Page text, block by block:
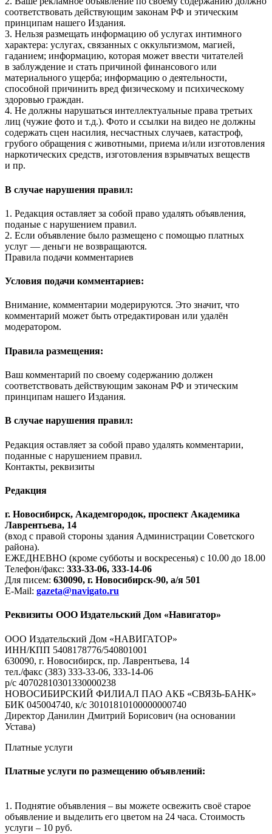
соответствовать действующим законам РФ и этическим
принципам нашего Издания.
3. Нельзя размещать информацию об услугах интимного
характера: услугах, связанных с оккультизмом, магией,
гаданием; информацию, которая может ввести читателей
в заблуждение и стать причиной финансового или
материального ущерба; информацию о деятельности,
способной причинить вред физическому и психическому
здоровью граждан.
4. Не должны нарушаться интеллектуальные права третьих
лиц (чужие фото и т.д.). Фото и ссылки на видео не должны
содержать сцен насилия, несчастных случаев, катастроф,
грубого обращения с животными, приема и/или изготовления
наркотических средств, изготовления взрывчатых веществ
и пр.
В случае нарушения правил:
1. Редакция оставляет за собой право удалять объявления,
поданые с нарушением правил.
2. Если объявление было размещено с помощью платных
услуг — деньги не возвращаются.
Правила подачи комментариев
Условия подачи комментариев:
Внимание, комментарии модерируются. Это значит, что
комментарий может быть отредактирован или удалён
модератором.
Правила размещения:
Ваш комментарий по своему содержанию должен
соответствовать действующим законам РФ и этическим
принципам нашего Издания.
В случае нарушения правил:
Редакция оставляет за собой право удалять комментарии,
поданные с нарушением правил.
Контакты, реквизиты
Редакция
г. Новосибирск, Академгородок, проспект Академика
Лаврентьева, 14
(вход с правой стороны здания Администрации Советского
района).
ЕЖЕДНЕВНО (кроме субботы и воскресенья) с 10.00 до 18.00
Телефон/факс: 333-33-06, 333-14-06
Для писем: 630090, г. Новосибирск-90, а/я 501
E-Mail: gazeta@navigato.ru
Реквизиты ООО Издательский Дом «Навигатор»
ООО Издательский Дом «НАВИГАТОР»
ИНН/КПП 5408178776/540801001
630090, г. Новосибирск, пр. Лаврентьева, 14
тел./факс (383) 333-33-06, 333-14-06
р/с 40702810301330000238
НОВОСИБИРСКИЙ ФИЛИАЛ ПАО АКБ «СВЯЗЬ-БАНК»
БИК 045004740, к/с 30101810100000000740
Директор Данилин Дмитрий Борисович (на основании
Устава)
Платные услуги
Платные услуги по размещению объявлений:
1. Поднятие объявления – вы можете освежить своё старое
объявление и выделить его цветом на 24 часа. Стоимость
услуги – 10 руб.